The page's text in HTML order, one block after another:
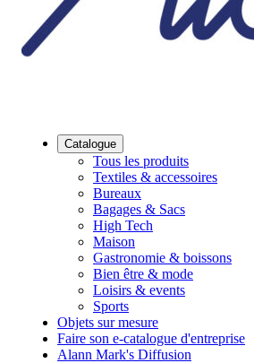
Catalogue
Tous les produits
Textiles & accessoires
Bureaux
Bagages & Sacs
High Tech
Maison
Gastronomie & boissons
Bien être & mode
Loisirs & events
Sports
Objets sur mesure
Faire son e-catalogue d'entreprise
Alann Mark's Diffusion